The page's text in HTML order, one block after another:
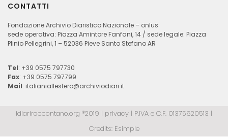
CONTATTI
Fondazione Archivio Diaristico Nazionale – onlus
sede operativa: Piazza Amintore Fanfani, 14 / sede legale: Piazza
Plinio Pellegrini, 1 – 52036 Pieve Santo Stefano AR
Tel: +39 0575 797730
Fax: +39 0575 797799
Mail: italianiallestero@archiviodiari.it
idiariraccontano.org ®2019 | privacy | P.IVA e C.F. 01375620513 |
Credits: Esimple